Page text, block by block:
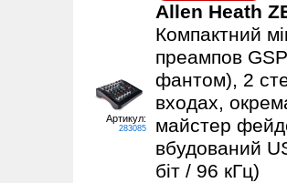
Артикул:
283085
Allen Heath
Компактний
преампов
фантом), 2
входах,
майстер
вбудований
біт / 96 кГц)